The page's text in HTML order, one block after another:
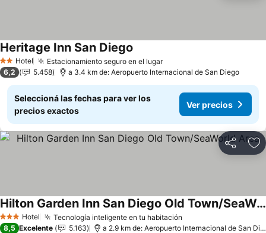
2 Estrellas
Hotel Estacionamiento seguro en el lugarVer precios
Heritage Inn San Diego
6,2 5.458 a 3.4 km de: Aeropuerto Internacional de San Diego
Seleccioná las fechas para ver los
precios exactos
Ver precios
Compartir
3 Estrellas
Hotel Tecnología inteligente en tu habitación
Hilton Garden Inn San Diego Old Town/SeaWorld Area
Ver precios
8,5 Excelente 5.163 a 2.9 km de: Aeropuerto Internacional de San